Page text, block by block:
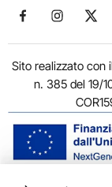
Seguici su
Seguici
Sito realizzato con
n. 385 del 19/